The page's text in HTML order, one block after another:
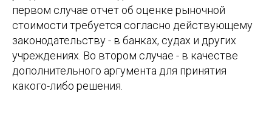
первом случае отчет об оценке рыночной
стоимости требуется согласно действующему
законодательству - в банках, судах и других
учреждениях. Во втором случае - в качестве
дополнительного аргумента для принятия
какого-либо решения.